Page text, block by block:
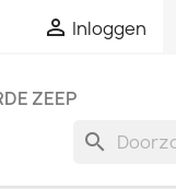
 Inloggen
ZEEP
search